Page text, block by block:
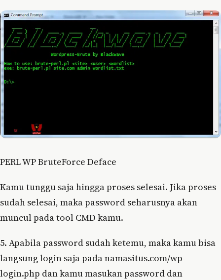
PERL WP BruteForce Deface
Kamu tunggu saja hingga proses selesai. Jika proses
sudah selesai, maka password seharusnya akan
muncul pada tool CMD kamu.
5. Apabila password sudah ketemu, maka kamu bisa
langsung login saja pada namasitus.com/wp-
login.php dan kamu masukan password dan